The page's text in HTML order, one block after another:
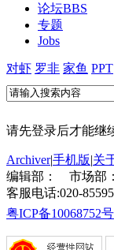
论坛BBS
专题
Jobs
对虾 罗非 家鱼 PPT
请先登录后才能继
Archiver|手机版|关
编辑部：
市场部：
客服电话:020-
粤ICP备10068752号